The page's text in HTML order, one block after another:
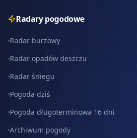
Radary pogodowe
Radar burzowy
Radar opadów deszczu
Radar śniegu
Pogoda dziś
Pogoda długoterminowa 16 dni
Archiwum pogody